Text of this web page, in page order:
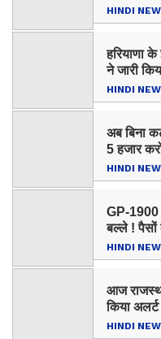
रुपये
HINDI
हरियाणा के
ने जारी
HINDI
अब बिना
5 हजार
HINDI
GP-1900
बल्ले ! पैसों
जाएगी
HINDI
आज
किया अलर्ट
HINDI